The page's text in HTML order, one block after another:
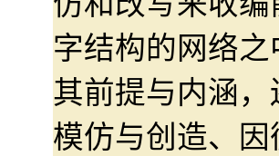
字结构的网络
其前提与内涵
模仿与创造、